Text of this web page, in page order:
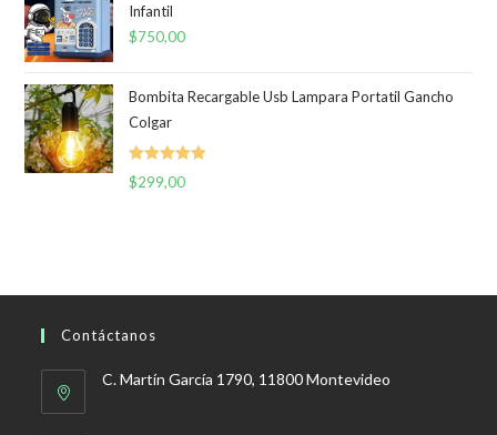
Infantil
$750,00
Bombita Recargable Usb Lampara Portatil Gancho
Colgar
Valorado
$299,00
Contáctanos
C. Martín García 1790, 11800 Montevideo